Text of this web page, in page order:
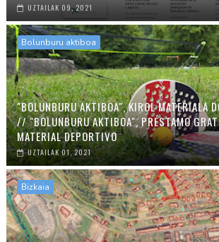
UZTAILAK 09, 2021
Bolunburu aktiboa
"BOLUNBURU AKTIBOA", KIROL MATERIALA
// "BOLUNBURU AKTIBOA", PRÉSTAMO
MATERIAL DEPORTIVO
UZTAILAK 01, 2021
Bizkaia